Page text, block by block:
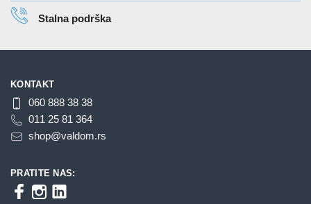
Stalna podrška
KONTAKT
060 888 38 38
011 25 81 364
shop@valdom.rs
PRATITE NAS: